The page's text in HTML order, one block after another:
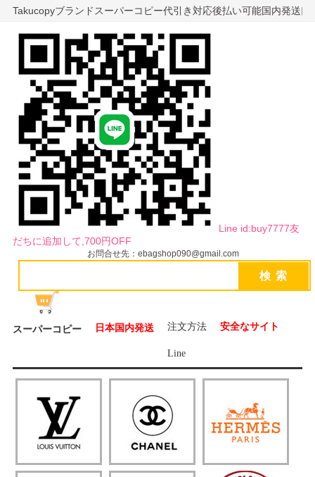
Takucopyブランドスーパーコピー代引き対応後払い可能国内発送
Line id:buy7777友
だちに追加して,700円OFF
お問合せ先：ebagshop090@gmail.com
スーパーコピー 日本国内発送 注文方法 安全なサイト
Line